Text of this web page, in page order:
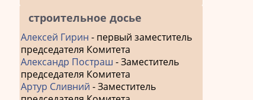
строительное досье
Алексей Гирин - первый заместитель
председателя Комитета
Александр Постраш - Заместитель
председателя Комитета
Артур Сливний - Заместитель